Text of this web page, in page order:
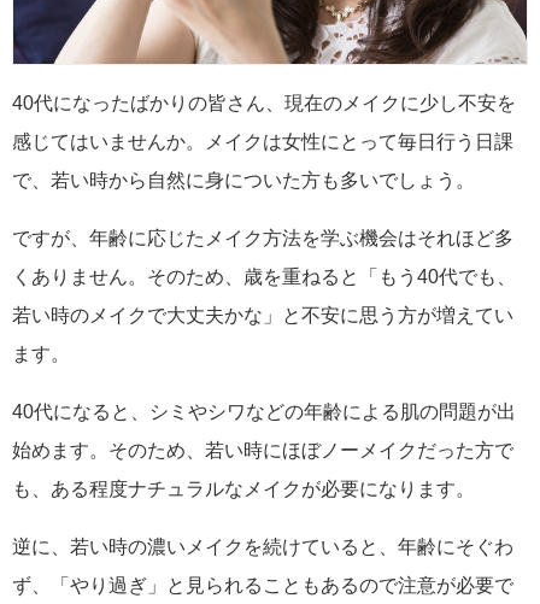
40代になったばかりの皆さん、現在のメイクに少し不安を
感じてはいませんか。メイクは女性にとって毎日行う日課
で、若い時から自然に身についた方も多いでしょう。
ですが、年齢に応じたメイク方法を学ぶ機会はそれほど多
くありません。そのため、歳を重ねると「もう40代でも、
若い時のメイクで大丈夫かな」と不安に思う方が増えてい
ます。
40代になると、シミやシワなどの年齢による肌の問題が出
始めます。そのため、若い時にほぼノーメイクだった方で
も、ある程度ナチュラルなメイクが必要になります。
逆に、若い時の濃いメイクを続けていると、年齢にそぐわ
ず、「やり過ぎ」と見られることもあるので注意が必要で